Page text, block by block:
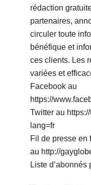
rédaction
partenaires,
circuler toute
bénéfique et
ces clients. Les
variées et
Facebook au
https://
Twitter au
lang=fr
Fil de presse en
au http://
Liste